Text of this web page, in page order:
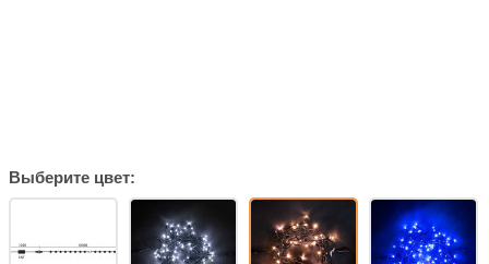
Выберите цвет: